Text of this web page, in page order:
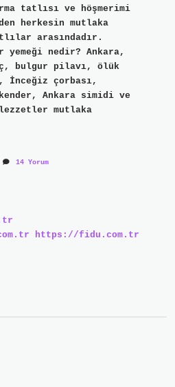
tatlısı ve höşmerimi
herkesin mutlaka
arasındadır.
yemeği nedir? Ankara,
bulgur pilavı, ölük
İnceğiz çorbası,
Ankara simidi ve
mutlaka
14 Yorum
https://fidu.com.tr